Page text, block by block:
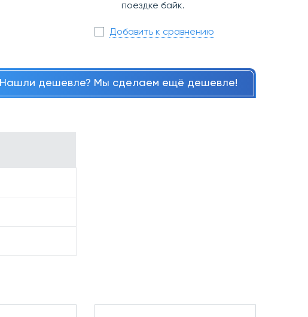
поездке байк.
Добавить к сравнению
Нашли дешевле? Мы сделаем ещё дешевле!